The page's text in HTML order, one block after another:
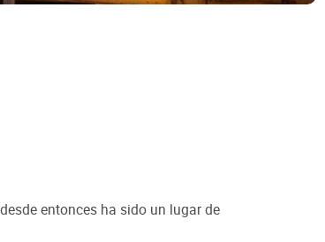
entonces ha sido un lugar de